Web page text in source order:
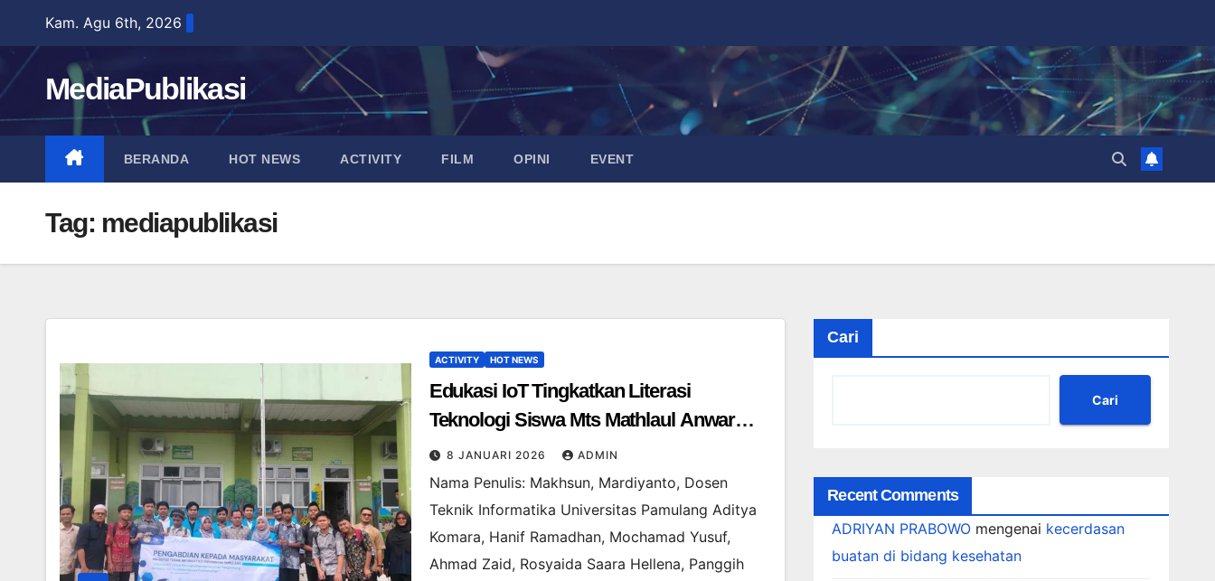
content
Kam. Agu 6th, 2026
MediaPublikasi
BERANDA HOT NEWS ACTIVITY FILM OPINI EVENT
Tag: mediapublikasi
ACTIVITY HOT NEWS
Edukasi IoT Tingkatkan Literasi
Teknologi Siswa Mts Mathlaul Anwar
Pamulang
8 JANUARI 2026 ADMIN
Nama Penulis: Makhsun, Mardiyanto, Dosen
Teknik Informatika Universitas Pamulang Aditya
Komara, Hanif Ramadhan, Mochamad Yusuf,
Ahmad Zaid, Rosyaida Saara Hellena, Panggih
Cari
Cari
Recent Comments
ADRIYAN PRABOWO mengenai kecerdasan
buatan di bidang kesehatan